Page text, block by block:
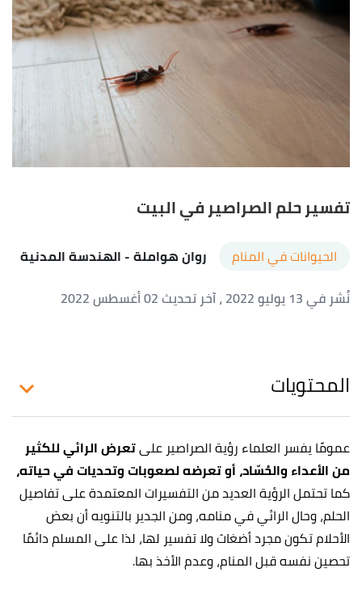
تفسير حلم الصراصير في البيت
الحيوانات في المنام روان هواملة- الهندسة المدنية
نُشر في 13 يوليو 2022
، آخر تحديث 02 أغسطس 2022
المحتويات
عمومًا يفسر العلماء رؤية الصراصير علىتعرض الرائي للكثير
من الأعداء والحُسّاد، أو تعرضه لصعوبات وتحديات في حياته،
كما تحتمل الرؤية العديد من التفسيرات المعتمدة على تفاصيل
الحلم، وحال الرائي في منامه، ومن الجدير بالتنويه أن بعض
الأحلام تكون مجرد أضغاث ولا تفسير لها، لذا على المسلم دائمًا
تحصين نفسه قبل المنام، وعدم الأخذ بها.